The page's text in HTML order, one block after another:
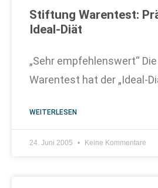
Stiftung Warentest:
Ideal-Diät
„Sehr empfehlenswert“
Warentest hat der „Ideal-
WEITERLESEN
24. Juni 2005 Keine Kommentare